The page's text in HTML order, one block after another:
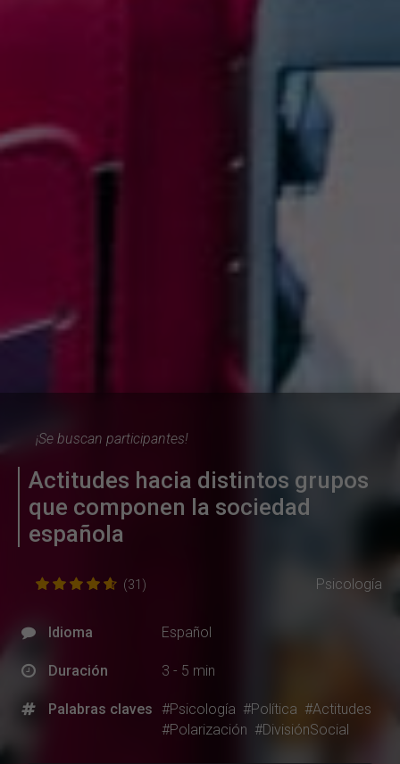
¡Se buscan participantes!
Actitudes hacia distintos grupos
que componen la sociedad
española
(31) Psicología
Idioma Español
Duración 3 - 5 min
Palabras claves #Psicología #Política #Actitudes
#Polarización #DivisiónSocial